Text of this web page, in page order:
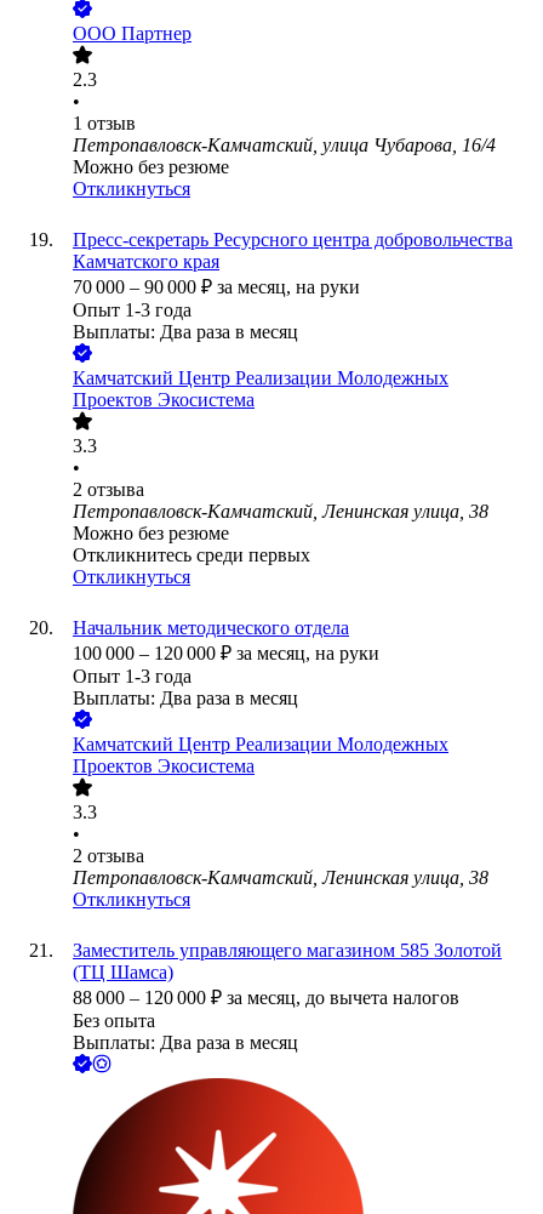
ООО Партнер
2.3
•
1 отзыв
Петропавловск-Камчатский, улица Чубарова, 16/4
Можно без резюме
Откликнуться
Пресс-секретарь Ресурсного центра добровольчества
Камчатского края
70 000 – 90 000 ₽ за месяц, на руки
Опыт 1-3 года
Выплаты: Два раза в месяц
Камчатский Центр Реализации Молодежных
Проектов Экосистема
3.3
•
2 отзыва
Петропавловск-Камчатский, Ленинская улица, 38
Можно без резюме
Откликнитесь среди первых
Откликнуться
Начальник методического отдела
100 000 – 120 000 ₽ за месяц, на руки
Опыт 1-3 года
Выплаты: Два раза в месяц
Камчатский Центр Реализации Молодежных
Проектов Экосистема
3.3
•
2 отзыва
Петропавловск-Камчатский, Ленинская улица, 38
Откликнуться
Заместитель управляющего магазином 585 Золотой
(ТЦ Шамса)
88 000 – 120 000 ₽ за месяц, до вычета налогов
Без опыта
Выплаты: Два раза в месяц